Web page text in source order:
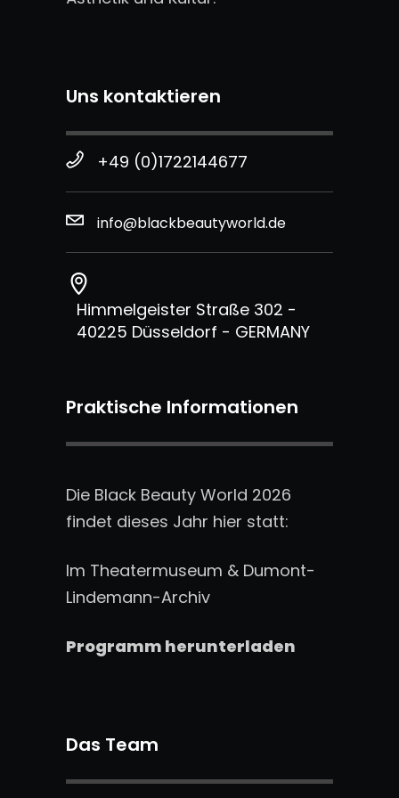
Uns kontaktieren
+49 (0)1722144677
info@blackbeautyworld.de
Himmelgeister Straße 302 -
40225 Düsseldorf - GERMANY
Praktische Informationen
Die Black Beauty World 2026
findet dieses Jahr hier statt:
Im Theatermuseum & Dumont-
Lindemann-Archiv
Programm herunterladen
Das Team